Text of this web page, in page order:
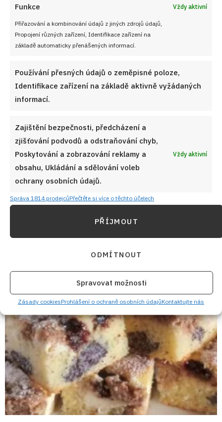
Funkce Vždy aktivní
Přiřazování a kombinování údajů z jiných zdrojů údajů,
Propojení různých zařízení, Identifikace zařízení na
základě automaticky přenášených informací.
Používání přesných údajů o zeměpisné poloze,
Identifikace zařízení na základě aktivně vyžádaných
informací.
Zajištění bezpečnosti, předcházení a
zjišťování podvodů a odstraňování chyb,
Poskytování a zobrazování reklamy a
obsahu, Ukládání a sdělování voleb
ochrany osobních údajů.
Vždy aktivní
Správa 1814 prodejcůPřečtěte si více o těchto účelech
PŘÍJMOUT
ODMÍTNOUT
Spravovat možnosti
Zásady cookiesProhlášení o ochraně osobních údajůKontaktujte nás
kabanosem a vejcem
VYZKOUŠEJTE TAKÉ
10. 8. 2026